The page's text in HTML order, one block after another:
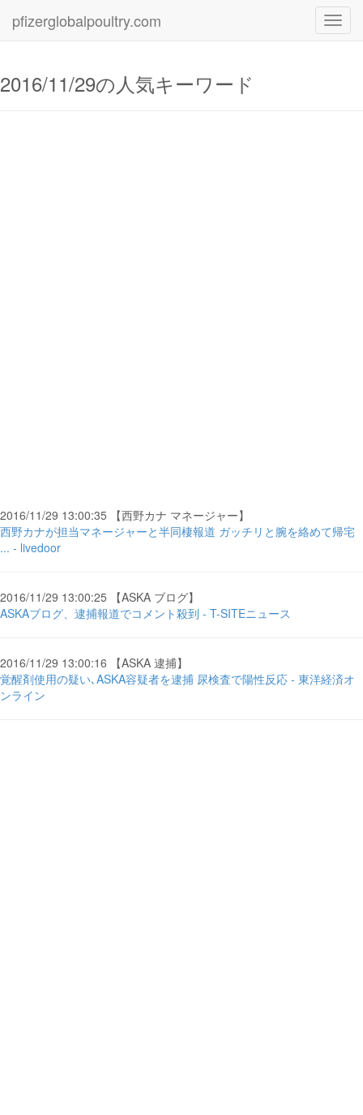
pfizerglobalpoultry.com
2016/11/29の人気キーワード
2016/11/29 13:00:35 【西野カナ マネージャー】
西野カナが担当マネージャーと半同棲報道 ガッチリと腕を絡めて帰宅
... - livedoor
2016/11/29 13:00:25 【ASKA ブログ】
ASKAブログ、逮捕報道でコメント殺到 - T-SITEニュース
2016/11/29 13:00:16 【ASKA 逮捕】
覚醒剤使用の疑い､ASKA容疑者を逮捕 尿検査で陽性反応 - 東洋経済オ
ンライン